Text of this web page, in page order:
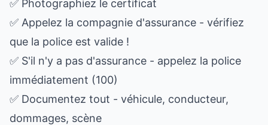
✅ Photographiez le certificat
✅ Appelez la compagnie d'assurance - vérifiez
que la police est valide !
✅ S'il n'y a pas d'assurance - appelez la police
immédiatement (100)
✅ Documentez tout - véhicule, conducteur,
dommages, scène